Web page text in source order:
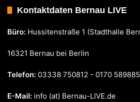
Kontaktdaten Bernau LIVE
Büro: Hussitenstraße 1 (Stadthalle
16321 Bernau bei Berlin
Telefon: 03338 750812 - 0170
E-Mail: info (at) Bernau-LIVE.de